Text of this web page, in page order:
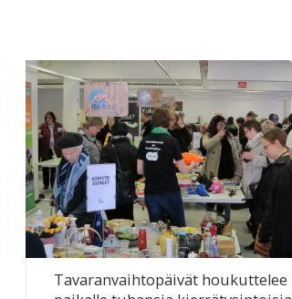
Tavaranvaihtopäivät houkuttelee